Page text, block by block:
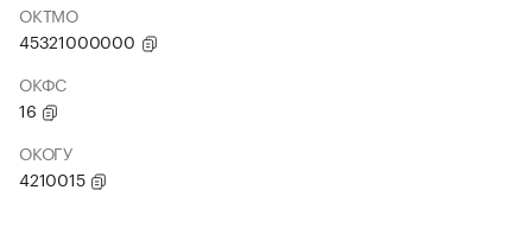
ОКТМО
45321000000
ОКФС
16
ОКОГУ
4210015